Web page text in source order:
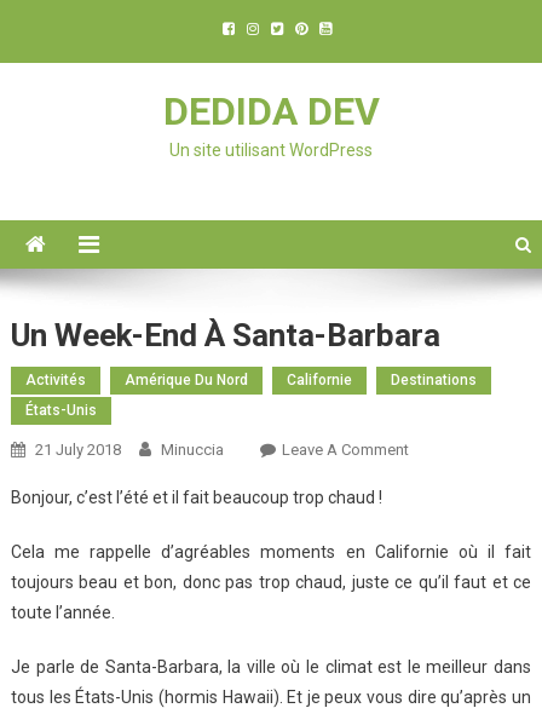
DEDIDA DEV
Un site utilisant WordPress
Un Week-End À Santa-Barbara
Activités Amérique Du Nord Californie
Destinations
États-Unis
21 July 2018 Minuccia Leave A CommentOn Un Week-
Bonjour, c’est l’été et il fait beaucoup trop chaud !
Cela me rappelle d’agréables moments en Californie où il fait
toujours beau et bon, donc pas trop chaud, juste ce qu’il faut et ce
toute l’année.
Je parle de Santa-Barbara, la ville où le climat est le meilleur dans
tous les États-Unis (hormis Hawaii). Et je peux vous dire qu’après un